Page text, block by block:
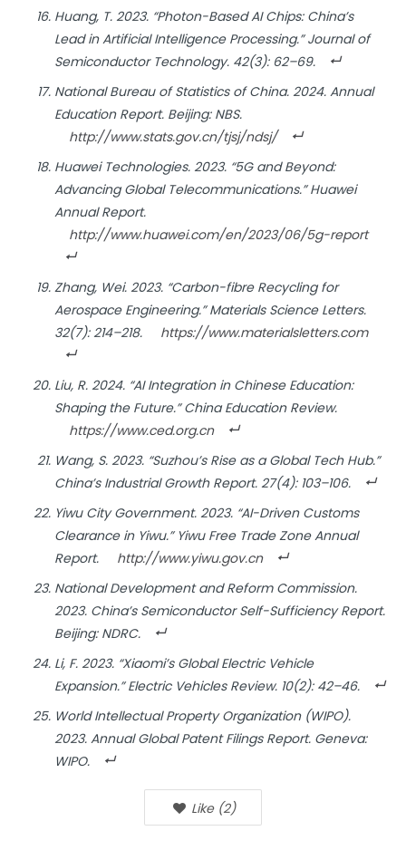
Huang, T. 2023. “Photon-Based AI Chips: China’s
Lead in Artificial Intelligence Processing.”Journal of
Semiconductor Technology. 42(3): 62–69.
National Bureau of Statistics of China. 2024. Annual
Education Report. Beijing: NBS.
http://www.stats.gov.cn/tjsj/ndsj/
Huawei Technologies. 2023. “5G and Beyond:
Advancing Global Telecommunications.”Huawei
Annual Report.
http://www.huawei.com/en/2023/06/5g-report
Zhang, Wei. 2023. “Carbon-fibre Recycling for
Aerospace Engineering.”Materials Science Letters.
32(7): 214–218. https://www.materialsletters.com
Liu, R. 2024. “AI Integration in Chinese Education:
Shaping the Future.”China Education Review.
https://www.ced.org.cn
Wang, S. 2023. “Suzhou’s Rise as a Global Tech Hub.”
China’s Industrial Growth Report. 27(4): 103–106.
Yiwu City Government. 2023. “AI-Driven Customs
Clearance in Yiwu.” Yiwu Free Trade Zone Annual
Report. http://www.yiwu.gov.cn
National Development and Reform Commission.
2023. China’s Semiconductor Self-Sufficiency Report.
Beijing: NDRC.
Li, F. 2023. “Xiaomi’s Global Electric Vehicle
Expansion.”Electric Vehicles Review. 10(2): 42–46.
World Intellectual Property Organization (WIPO).
2023. Annual Global Patent Filings Report. Geneva:
WIPO.
Like (2)